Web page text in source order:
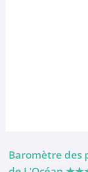
Baromètre des